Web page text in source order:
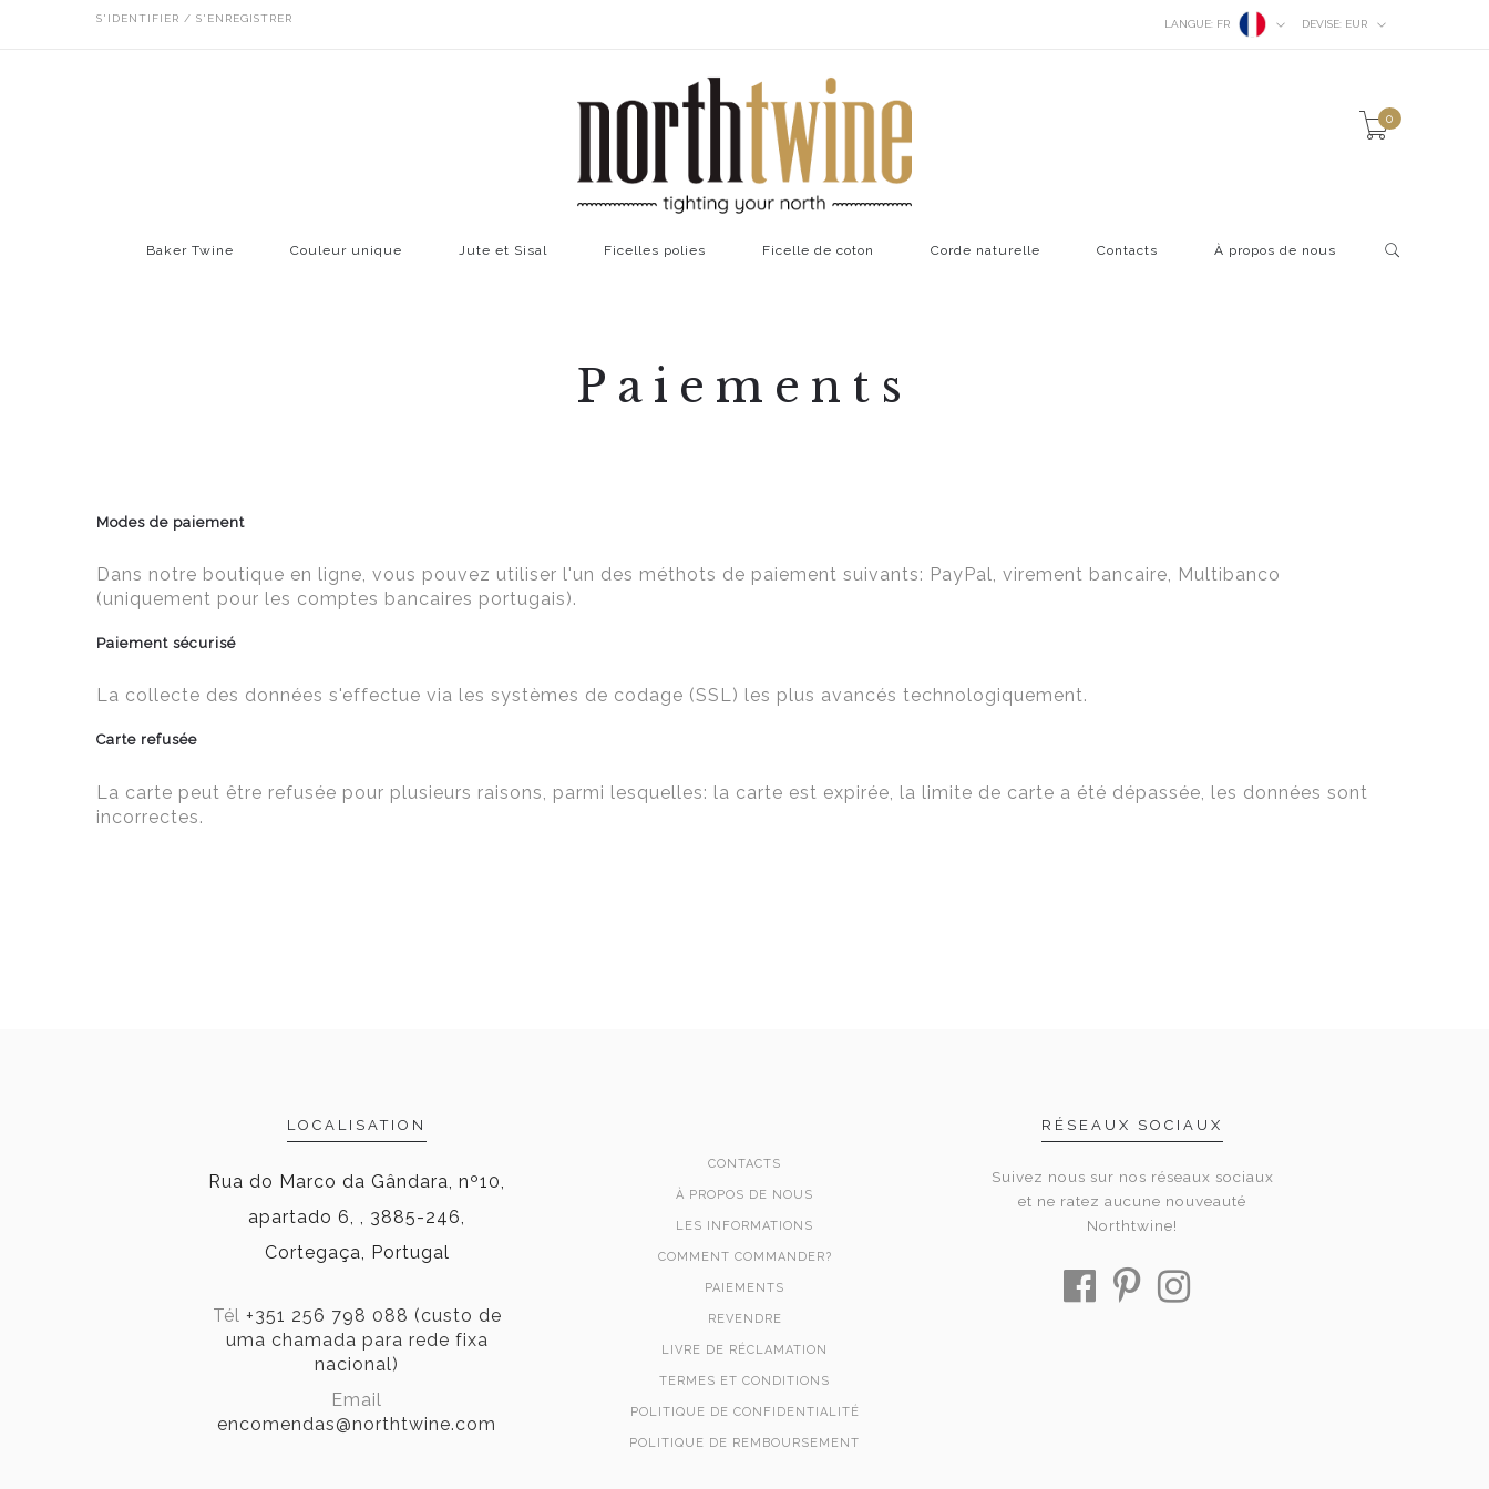
S'IDENTIFIER / S'ENREGISTRER LANGUE: FR DEVISE: EUR
0
Baker Twine Couleur unique Jute et Sisal Ficelles polies Ficelle de coton Corde naturelle Contacts À propos de nous
Paiements
Modes de paiement
Dans notre boutique en ligne, vous pouvez utiliser l'un des méthots de paiement suivants: PayPal, virement bancaire, Multibanco
(uniquement pour les comptes bancaires portugais).
Paiement sécurisé
La collecte des données s'effectue via les systèmes de codage (SSL) les plus avancés technologiquement.
Carte refusée
La carte peut être refusée pour plusieurs raisons, parmi lesquelles: la carte est expirée, la limite de carte a été dépassée, les données sont
incorrectes.
LOCALISATION
Rua do Marco da Gândara, nº10,
apartado 6, , 3885-246,
Cortegaça, Portugal
Tél +351 256 798 088 (custo de
uma chamada para rede fixa
nacional)
Email
encomendas@northtwine.com
CONTACTS
À PROPOS DE NOUS
LES INFORMATIONS
COMMENT COMMANDER?
PAIEMENTS
REVENDRE
LIVRE DE RÉCLAMATION
TERMES ET CONDITIONS
POLITIQUE DE CONFIDENTIALITÉ
POLITIQUE DE REMBOURSEMENT
RÉSEAUX SOCIAUX
Suivez nous sur nos réseaux sociaux
et ne ratez aucune nouveauté
Northtwine!